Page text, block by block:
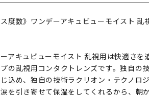
ス度数》ワンデーアキュビューモイスト
アキュビューモイスト 乱視用は快適さを
の乱視用コンタクトレンズです。独自の
込め、独自の技術ラクリオン・テクノロ
を引き寄せて保湿をしてくれるから、朝